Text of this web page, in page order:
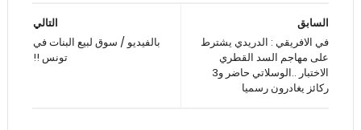
التالي
بالفيديو / سوق لبيع البنات في
تونس !!
السابق
في الافريقي : الدريدي يشترط
على مهاجم السد القطري
الاختبار ..الوسلاتي حاضر و3
ركائز يغادرون رسميا